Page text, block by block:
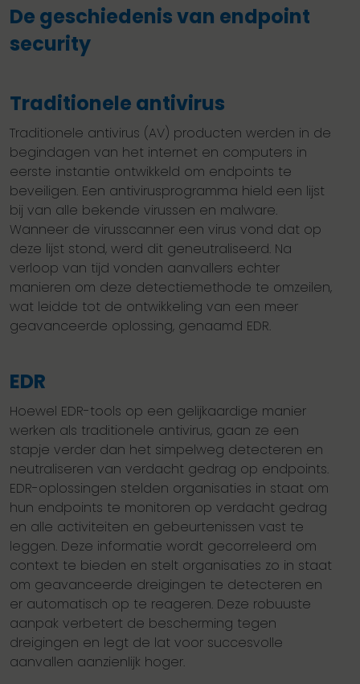
De geschiedenis van endpoint
security
Traditionele antivirus
Traditionele antivirus (AV) producten werden in de
begindagen van het internet en computers in
eerste instantie ontwikkeld om endpoints te
beveiligen. Een antivirusprogramma hield een lijst
bij van alle bekende virussen en malware.
Wanneer de virusscanner een virus vond dat op
deze lijst stond, werd dit geneutraliseerd. Na
verloop van tijd vonden aanvallers echter
manieren om deze detectiemethode te omzeilen,
wat leidde tot de ontwikkeling van een meer
geavanceerde oplossing, genaamd EDR.
EDR
Hoewel EDR-tools op een gelijkaardige manier
werken als traditionele antivirus, gaan ze een
stapje verder dan het simpelweg detecteren en
neutraliseren van verdacht gedrag op endpoints.
EDR-oplossingen stelden organisaties in staat om
hun endpoints te monitoren op verdacht gedrag
en alle activiteiten en gebeurtenissen vast te
leggen. Deze informatie wordt gecorreleerd om
context te bieden en stelt organisaties zo in staat
om geavanceerde dreigingen te detecteren en
er automatisch op te reageren. Deze robuuste
aanpak verbetert de bescherming tegen
dreigingen en legt de lat voor succesvolle
aanvallen aanzienlijk hoger.